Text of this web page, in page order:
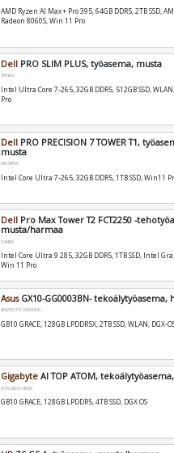
AMD Ryzen AI Max+ Pro 395, 64GB DDR5, 2TB SSD,
Radeon 8060S, Win 11 Pro
Dell PRO SLIM PLUS, työasema, musta
3KNKC
Intel Ultra Core 7-265, 32GB DDR5, 512GB SSD,
Pro
Dell PRO PRECISION 7 TOWER T1,
musta
WCWN4
Intel Core Ultra 7-265, 32GB DDR5, 1TB SSD, Win11
Dell Pro Max Tower T2 FCT2250 -
musta/harmaa
D64R5
Intel Core Ultra 9 285, 32GB DDR5, 1TB SSD, Intel
Win 11 Pro
AsusGX10-GG0003BN- tekoälytyöasema,
90MS0371-M000U0
GB10 GRACE, 128GB LPDDR5X, 2TB SSD, WLAN, DGX-
Gigabyte AI TOP ATOM,
ATAGB10-9000
GB10 GRACE, 128GB LPDDR5, 4TB SSD, DGX OS